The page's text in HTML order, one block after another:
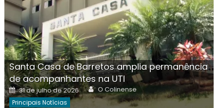
Santa Casa de Barretos amplia permanência
de acompanhantes na UTI
Posted
on
31 de julho de 2026 Author
O Colinense
Principais Notícias